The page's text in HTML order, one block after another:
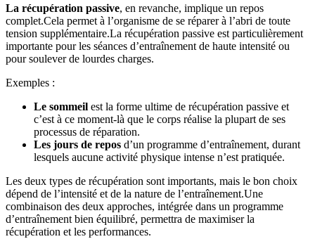
La récupération passive, en revanche, implique un repos
complet.Cela permet à l’organisme de se réparer à l’abri de toute
tension supplémentaire.La récupération passive est particulièrement
importante pour les séances d’entraînement de haute intensité ou
pour soulever de lourdes charges.
Exemples :
Le sommeil est la forme ultime de récupération passive et
c’est à ce moment-là que le corps réalise la plupart de ses
processus de réparation.
Les jours de repos d’un programme d’entraînement, durant
lesquels aucune activité physique intense n’est pratiquée.
Les deux types de récupération sont importants, mais le bon choix
dépend de l’intensité et de la nature de l’entraînement.Une
combinaison des deux approches, intégrée dans un programme
d’entraînement bien équilibré, permettra de maximiser la
récupération et les performances.